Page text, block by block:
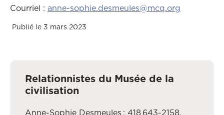
Courriel : anne-sophie.desmeules@mcq.org
Publié le 3 mars 2023
Relationnistes du Musée de la
civilisation
Anne-Sophie Desmeules : 418 643-2158,